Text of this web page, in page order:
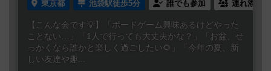
東京都 池袋駅徒歩5分 誰でも参加 連れ添い
【こんな会です💡】「ボードゲーム興味あるけどやった
ことない…」「1人で行っても大丈夫かな？」「お盆、せ
っかくなら誰かと楽しく過ごしたい🌻」「今年の夏、新
しい友達や趣...